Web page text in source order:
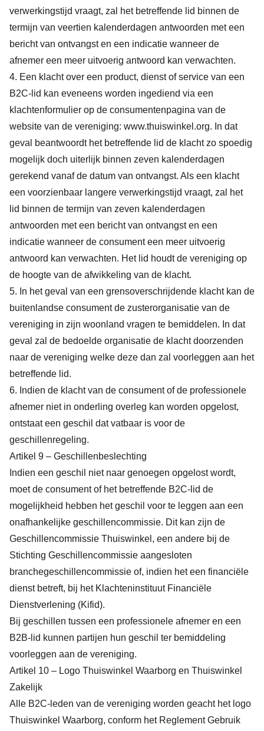
verwerkingstijd vraagt, zal het betreffende lid binnen de
termijn van veertien kalenderdagen antwoorden met een
bericht van ontvangst en een indicatie wanneer de
afnemer een meer uitvoerig antwoord kan verwachten.
4. Een klacht over een product, dienst of service van een
B2C-lid kan eveneens worden ingediend via een
klachtenformulier op de consumentenpagina van de
website van de vereniging: www.thuiswinkel.org. In dat
geval beantwoordt het betreffende lid de klacht zo spoedig
mogelijk doch uiterlijk binnen zeven kalenderdagen
gerekend vanaf de datum van ontvangst. Als een klacht
een voorzienbaar langere verwerkingstijd vraagt, zal het
lid binnen de termijn van zeven kalenderdagen
antwoorden met een bericht van ontvangst en een
indicatie wanneer de consument een meer uitvoerig
antwoord kan verwachten. Het lid houdt de vereniging op
de hoogte van de afwikkeling van de klacht.
5. In het geval van een grensoverschrijdende klacht kan de
buitenlandse consument de zusterorganisatie van de
vereniging in zijn woonland vragen te bemiddelen. In dat
geval zal de bedoelde organisatie de klacht doorzenden
naar de vereniging welke deze dan zal voorleggen aan het
betreffende lid.
6. Indien de klacht van de consument of de professionele
afnemer niet in onderling overleg kan worden opgelost,
ontstaat een geschil dat vatbaar is voor de
geschillenregeling.
Artikel 9 – Geschillenbeslechting
Indien een geschil niet naar genoegen opgelost wordt,
moet de consument of het betreffende B2C-lid de
mogelijkheid hebben het geschil voor te leggen aan een
onafhankelijke geschillencommissie. Dit kan zijn de
Geschillencommissie Thuiswinkel, een andere bij de
Stichting Geschillencommissie aangesloten
branchegeschillencommissie of, indien het een financiële
dienst betreft, bij het Klachteninstituut Financiële
Dienstverlening (Kifid).
Bij geschillen tussen een professionele afnemer en een
B2B-lid kunnen partijen hun geschil ter bemiddeling
voorleggen aan de vereniging.
Artikel 10 – Logo Thuiswinkel Waarborg en Thuiswinkel
Zakelijk
Alle B2C-leden van de vereniging worden geacht het logo
Thuiswinkel Waarborg, conform het Reglement Gebruik